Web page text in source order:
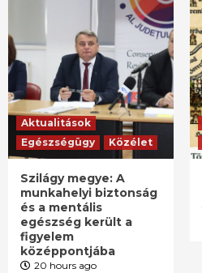
Aktualitások
Egészségügy
Közélet
Szilágy megye: A
munkahelyi biztonság
és a mentális
egészség került a
figyelem
középpontjába
20 hours ago